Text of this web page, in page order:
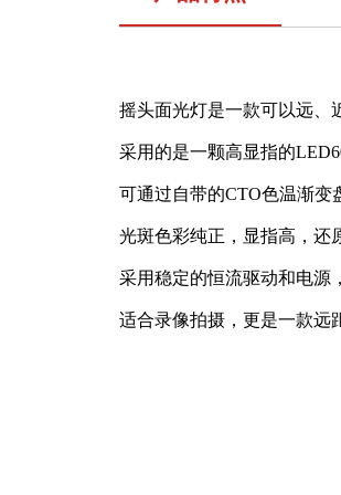
摇头面光灯是一款可以远、
采用的是一颗高显指的
可通过自带的CTO色温渐变
光斑色彩纯正，显指高，还
采用稳定的恒流驱动和电源
适合录像拍摄， 更是一款远